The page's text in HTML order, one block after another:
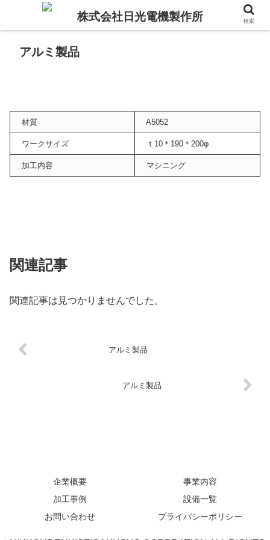
アルミ製品
材質 A5052
ワークサイズ ｔ10＊190＊200φ
加工内容 マシニング
関連記事
関連記事は見つかりませんでした。
アルミ製品
アルミ製品
企業概要
事業内容
加工事例
設備一覧
お問い合わせ
プライバシーポリシー
検索